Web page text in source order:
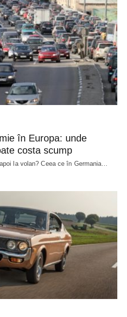
în Europa: unde
costa scump
la volan? Ceea ce în Germania…